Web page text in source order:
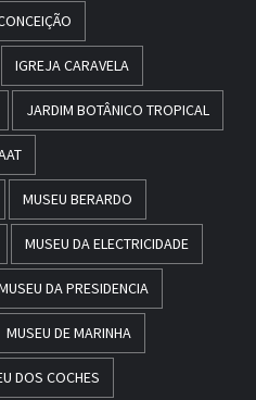
IGREJA CARAVELA
JARDIM BOTÂNICO TROPICAL
MUSEU BERARDO
MUSEU DA ELECTRICIDADE
DA PRESIDENCIA
MUSEU DE MARINHA
DOS COCHES